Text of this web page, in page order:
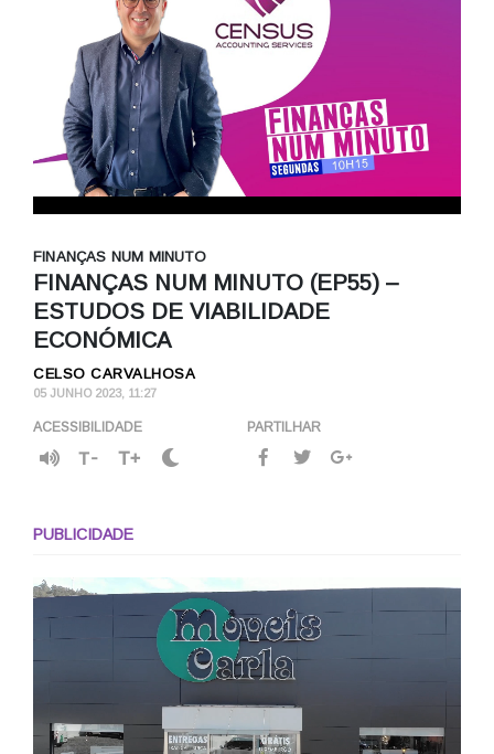
FINANÇAS NUM MINUTO
FINANÇAS NUM MINUTO (EP55) –
ESTUDOS DE VIABILIDADE
ECONÓMICA
CELSO CARVALHOSA
05 JUNHO 2023, 11:27
ACESSIBILIDADE
T- T+
PARTILHAR
PUBLICIDADE